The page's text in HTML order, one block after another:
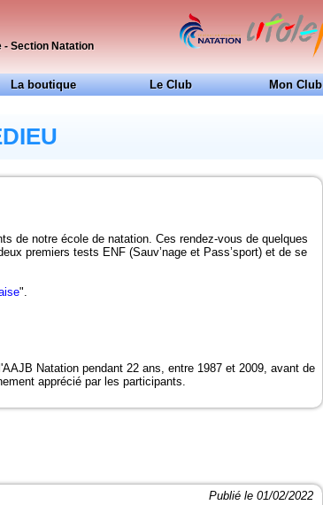
Section Natation
La boutique
Le Club
Projet Club
Historique
Piscines de la région
Mon Club
de notre école de natation. Ces rendez-vous de quelques
premiers tests ENF (Sauv’nage et Pass’sport) et de se
".
Natation pendant 22 ans, entre 1987 et 2009, avant de
apprécié par les participants.
Publié le 01/02/2022